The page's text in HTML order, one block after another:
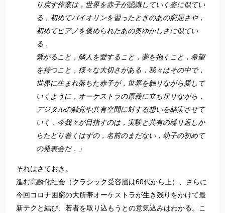
り戻す作業は，世界を赤子が認識していく姿に似てい
る，初めてバイオリンを習ったときのあの窮屈さや，
初めてピアノを褒められたあの奥ゆかしさに似てい
る．
繋がること，隣人を愛すること，夢を抱くこと，希望
を持つこと，様々な大切さがある．我々はその中で，
世界に生まれ落ちた赤子が，世界を触りながら愛して
いくように，オーケストラの原義に立ち戻りながら，
デジタルの触覚や共有空間に対する想いを結実させて
いく．今我々が目指すのは，実験と共有の繰り返しか
らたどり着くはずの，名前のまだない，幼子の初めて
の発表会だ．」
それはさておき。
進む高齢化社会（クラシック受容層は60代から上）、さらに
今回コロナ困窮の大所帯オーケストラが生き残りをかけて最
新テクと結び、若者を取り込もうとの意気込みはわかる。こ